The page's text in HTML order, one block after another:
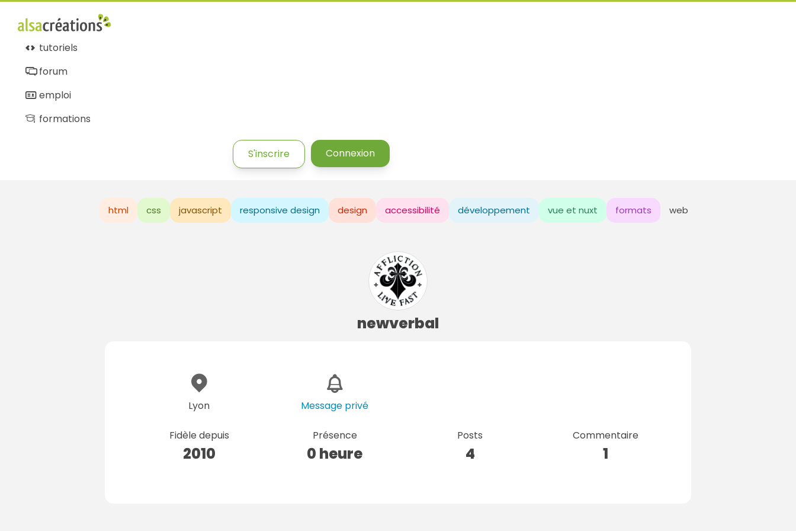
tutoriels
forum
emploi
formations
S'inscrire Connexion
html css javascript responsive design design accessibilité développement vue et nuxt formats web
newverbal
Lyon Message privé
Fidèle depuis
2010
Présence
0 heure
Posts
4
Commentaire
1